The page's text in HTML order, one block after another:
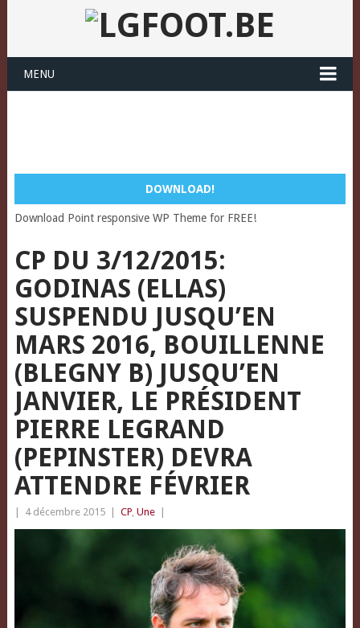
MENU
DOWNLOAD!
Download Point responsive WP Theme for FREE!
CP DU 3/12/2015:
GODINAS (ELLAS)
SUSPENDU JUSQU’EN
MARS 2016, BOUILLENNE
(BLEGNY B) JUSQU’EN
JANVIER, LE PRÉSIDENT
PIERRE LEGRAND
(PEPINSTER) DEVRA
ATTENDRE FÉVRIER
4 décembre 2015 CP, Une